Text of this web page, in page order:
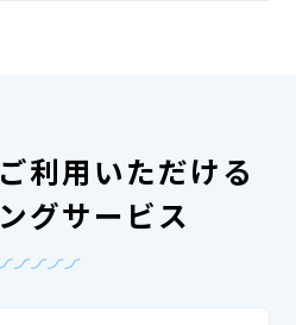
利用いただける
グサービス